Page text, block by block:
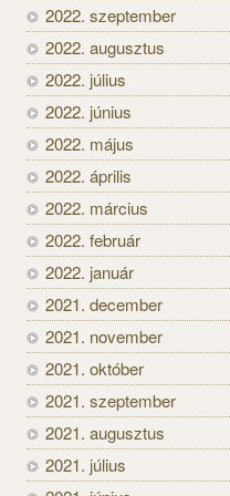
2022. szeptember
2022. augusztus
2022. július
2022. június
2022. május
2022. április
2022. március
2022. február
2022. január
2021. december
2021. november
2021. október
2021. szeptember
2021. augusztus
2021. július